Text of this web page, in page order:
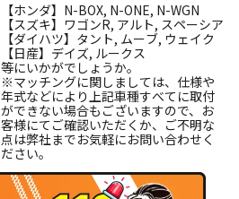
【ホンダ】N-BOX, N-ONE, N-WGN
【スズキ】ワゴンR, アルト, スペーシア
【ダイハツ】タント, ムーブ, ウェイク
【日産】デイズ, ルークス
等にいかがでしょうか。
※マッチングに関しましては、仕様や
年式などにより上記車種すべてに取付
ができない場合もございますので、お
客様にてご確認いただくか、ご不明な
点は弊社までお気軽にお問い合わせく
ださい。